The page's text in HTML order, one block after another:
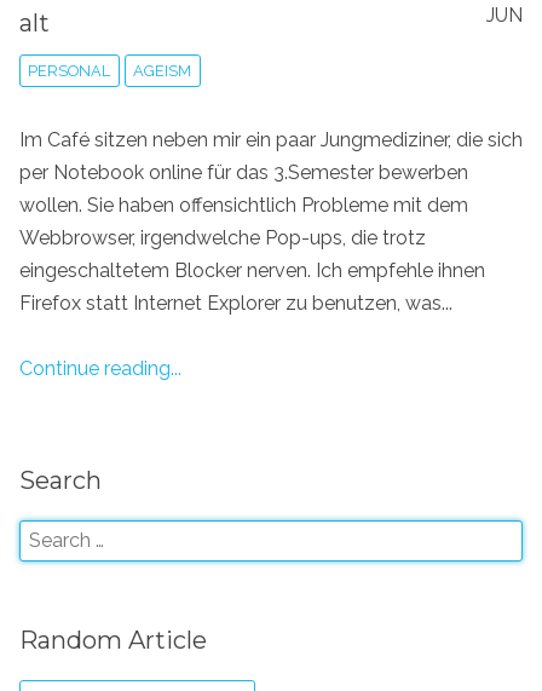
JUN
alt
PERSONAL AGEISM
Im Café sitzen neben mir ein paar Jungmediziner, die sich
per Notebook online für das 3.Semester bewerben
wollen. Sie haben offensichtlich Probleme mit dem
Webbrowser, irgendwelche Pop-ups, die trotz
eingeschaltetem Blocker nerven. Ich empfehle ihnen
Firefox statt Internet Explorer zu benutzen, was...
Continue reading...
Search
Random Article